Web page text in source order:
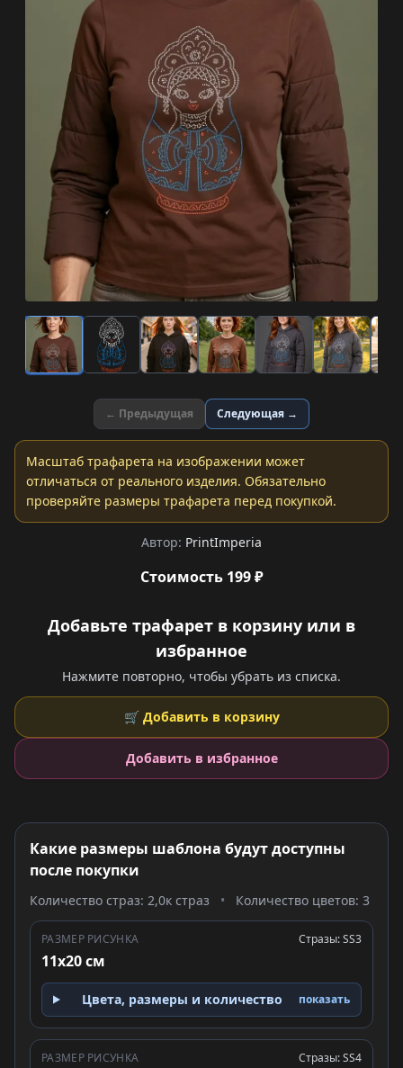
← Предыдущая Следующая →
Масштаб трафарета на изображении может
отличаться от реального изделия. Обязательно
проверяйте размеры трафарета перед покупкой.
Автор: PrintImperia
Стоимость 199 ₽
Добавьте трафарет в корзину или в
избранное
Нажмите повторно, чтобы убрать из списка.
🛒 Добавить в корзину
Добавить в избранное
Какие размеры шаблона будут доступны
после покупки
Количество страз: 2,0к страз • Количество цветов: 3
РАЗМЕР РИСУНКА
11x20 см
Стразы: SS3
Цвета, размеры и количество показать
РАЗМЕР РИСУНКА Стразы: SS4